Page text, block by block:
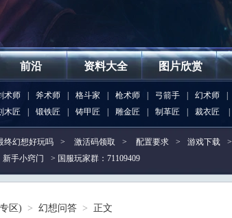
前沿 资料大全 图片欣赏
术师 斧术师 格斗家 枪术师 弓箭手 幻术师
木匠 锻铁匠 铸甲匠 雕金匠 制革匠 裁衣匠
终幻想好玩吗 > 激活码领取 > 配置要求 > 游戏下载 >
新手小窍门 > 国服玩家群：71109409
区) > 幻想问答 > 正文